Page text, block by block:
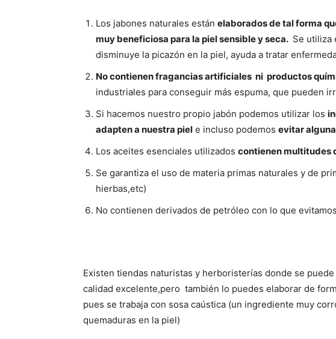
Los jabones naturales están elaborados de tal forma
muy beneficiosa para la piel sensible y seca. Se utiliza
disminuye la picazón en la piel, ayuda a tratar
No contienen fragancias artificiales ni productos
industriales para conseguir más espuma, que pueden
Si hacemos nuestro propio jabón podemos utilizar los
adapten a nuestra piel e incluso podemos evitar
Los aceites esenciales utilizados contienen multitudes
Se garantiza el uso de materia primas naturales y de
hierbas,etc)
No contienen derivados de petróleo con lo que
Existen tiendas naturistas y herboristerías donde se
calidad excelente,pero también lo puedes elaborar de
pues se trabaja con sosa caústica (un ingrediente muy
quemaduras en la piel)